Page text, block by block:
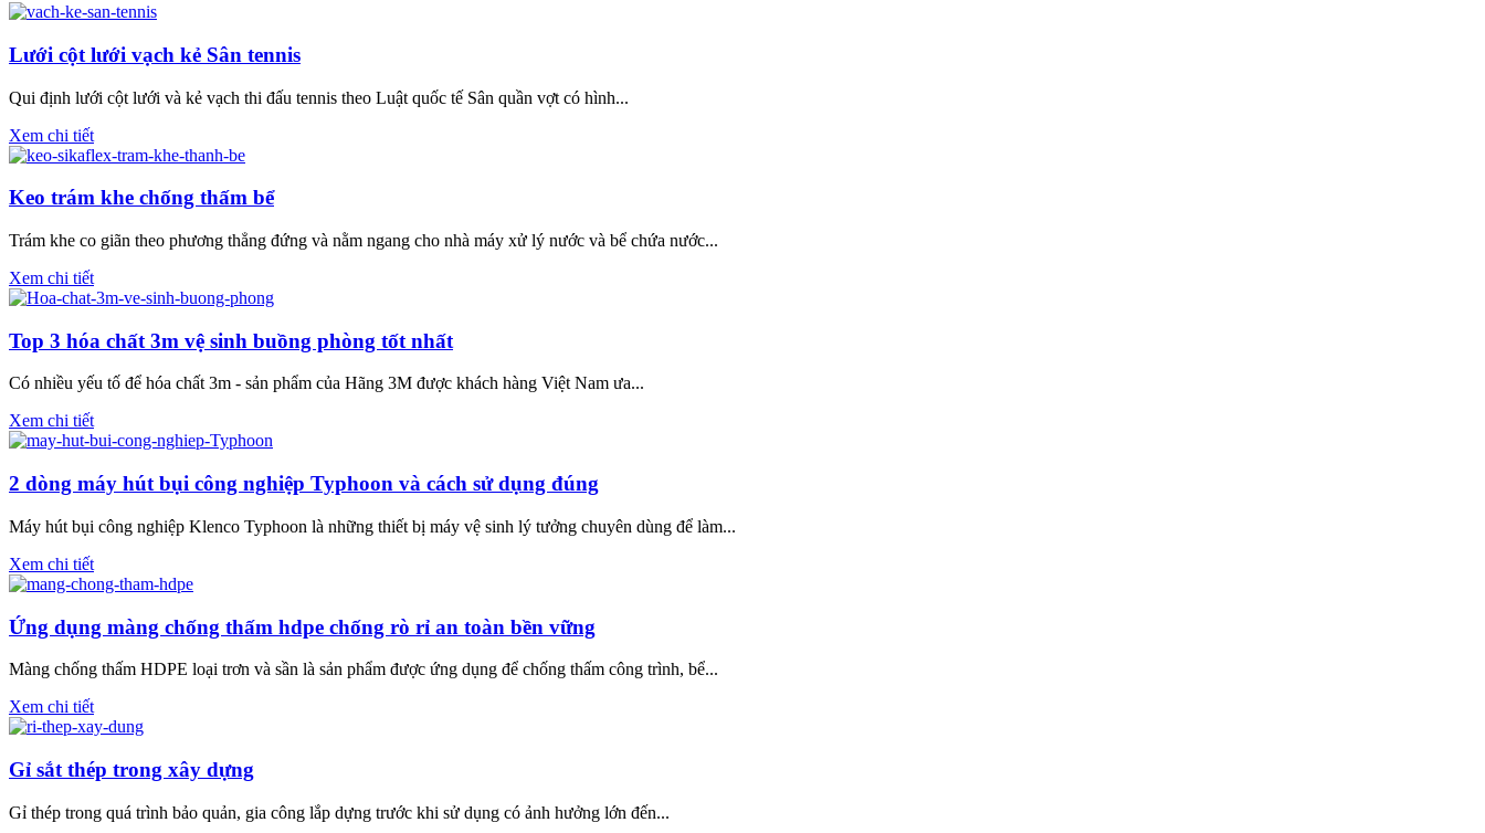
Lưới cột lưới vạch kẻ Sân tennis
Qui định lưới cột lưới và kẻ vạch thi đấu tennis theo Luật quốc tế Sân quần vợt có hình...
Xem chi tiết
Keo trám khe chống thấm bể
Trám khe co giãn theo phương thẳng đứng và nằm ngang cho nhà máy xử lý nước và bể chứa nước...
Xem chi tiết
Top 3 hóa chất 3m vệ sinh buồng phòng tốt nhất
Có nhiều yếu tố để hóa chất 3m - sản phẩm của Hãng 3M được khách hàng Việt Nam ưa...
Xem chi tiết
2 dòng máy hút bụi công nghiệp Typhoon và cách sử dụng đúng
Máy hút bụi công nghiệp Klenco Typhoon là những thiết bị máy vệ sinh lý tưởng chuyên dùng để làm...
Xem chi tiết
Ứng dụng màng chống thấm hdpe chống rò rỉ an toàn bền vững
Màng chống thấm HDPE loại trơn và sần là sản phẩm được ứng dụng để chống thấm công trình, bể...
Xem chi tiết
Gỉ sắt thép trong xây dựng
Gỉ thép trong quá trình bảo quản, gia công lắp dựng trư­ớc khi sử dụng có ảnh hư­ởng lớn đến...